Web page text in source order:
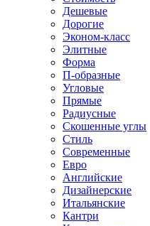
Дешевые
Дорогие
Эконом-класс
Элитные
Форма
П-образные
Угловые
Прямые
Радиусные
Скошенные углы
Стиль
Современные
Евро
Английские
Дизайнерские
Итальянские
Кантри